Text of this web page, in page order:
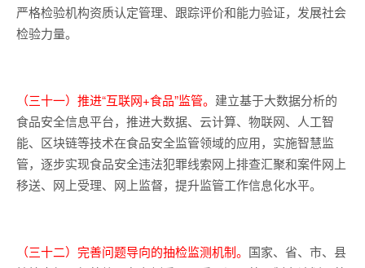
严格检验机构资质认定管理、跟踪评价和能力验证，发展社会
检验力量。
（三十一）推进“互联网+食品”监管。 建立基于大数据分析的
食品安全信息平台，推进大数据、云计算、物联网、人工智
能、区块链等技术在食品安全监管领域的应用，实施智慧监
管，逐步实现食品安全违法犯罪线索网上排查汇聚和案件网上
移送、网上受理、网上监督，提升监管工作信息化水平。
（三十二）完善问题导向的抽检监测机制。 国家、省、市、县